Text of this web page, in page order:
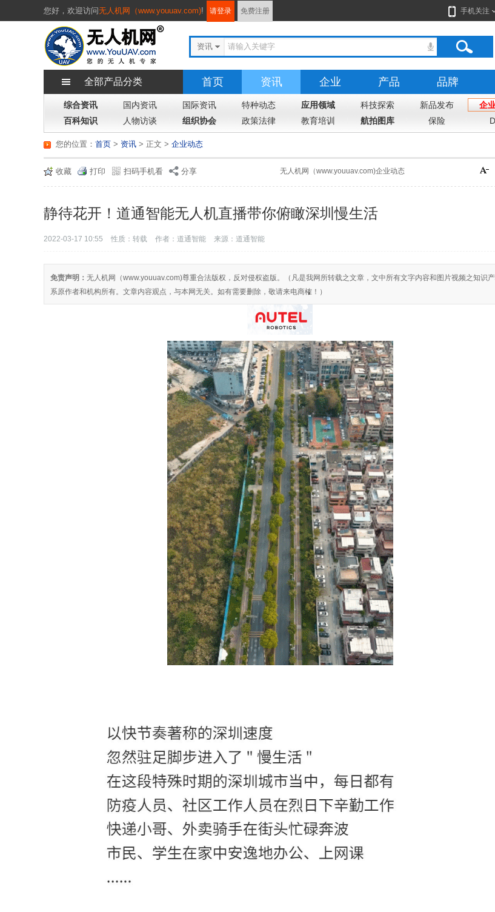
您好， 欢迎访问无人机网（www.youuav.com)! 请登录 免费注册 手机关注
资讯
全部产品分类 首页 资讯 企业 产品 品牌
综合资讯 国内资讯 国际资讯 特种动态 应用领域 科技探索 新品发布 企
百科知识
人物访谈 组织协会 政策法律 教育培训 航拍图库 保险
您的位置： 首页 > 资讯 > 企业动态
> 正文
收藏 打印 扫码手机看 分享 无人机网（www.youuav.com)企业动态
静待花开！道通智能无人机直播带你俯瞰深圳慢生活
2022-03-17 10:55 性质：转载 作者：道通智能 来源：道通智能
免责声明： 无人机网（www.youuav.com)尊重合法版权，反对侵权盗版。（凡是我网所转载之文章，文中所有文字内容和图片视频之知识
系原作者和机构所有。文章内容观点，与本网无关。如有需要删除，敬请来电商榷！）